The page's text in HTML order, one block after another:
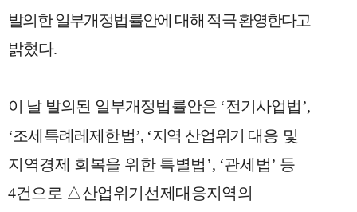
발의한 일부개정법률안에 대해 적극 환영한다고
밝혔다.
이 날 발의된 일부개정법률안은 ‘전기사업법’,
‘조세특례레제한법’, ‘지역 산업위기 대응 및
지역경제 회복을 위한 특별법’, ‘관세법’ 등
4건으로 △산업위기선제 대응지역의